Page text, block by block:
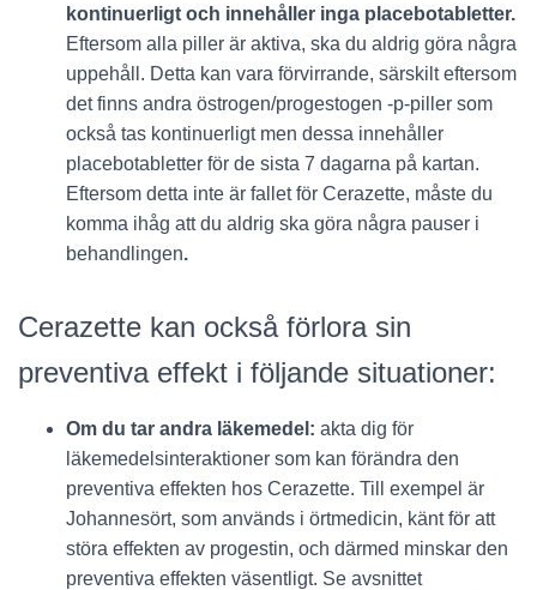
kontinuerligt och innehåller inga placebotabletter.
Eftersom alla piller är aktiva, ska du aldrig göra några
uppehåll. Detta kan vara förvirrande, särskilt eftersom
det finns andra östrogen/progestogen -p-piller som
också tas kontinuerligt men dessa innehåller
placebotabletter för de sista 7 dagarna på kartan.
Eftersom detta inte är fallet för Cerazette, måste du
komma ihåg att du aldrig ska göra några pauser i
behandlingen.
Cerazette kan också förlora sin
preventiva effekt i följande situationer:
Om du tar andra läkemedel: akta dig för
läkemedelsinteraktioner som kan förändra den
preventiva effekten hos Cerazette. Till exempel är
Johannesört, som används i örtmedicin, känt för att
störa effekten av progestin, och därmed minskar den
preventiva effekten väsentligt. Se avsnittet